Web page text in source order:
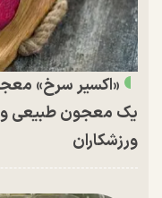
«اکسیر سرخ»
یک معجون طبیعی و
ورزشکاران